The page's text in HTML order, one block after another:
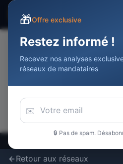
Devenir Agent
📢
Retour aux réseaux
🎁Offre exclusive
Restez informé !
Recevez nos analyses
réseaux de mandataires
✉️
🔒 Pas de spam.